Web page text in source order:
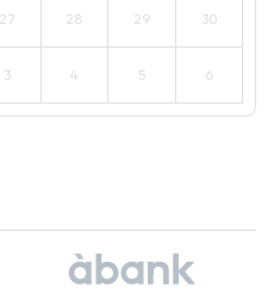
27 28 29 30
3 4 5 6